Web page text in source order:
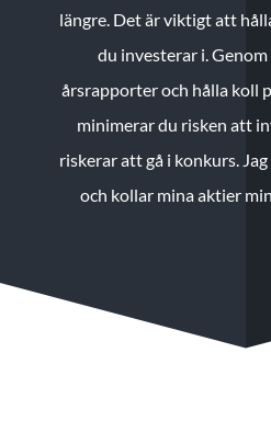
längre. Det är viktigt att
du investerar i.
årsrapporter och hålla koll
minimerar du risken att
riskerar att gå i konkurs.
och kollar mina aktier